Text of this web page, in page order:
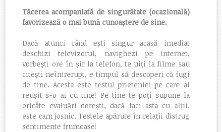
Tăcerea acompaniată de singurătate (ocazională)
favorizează o mai bună cunoaștere de sine.
Dacă atunci când ești singur acasă imediat
deschizi televizorul, navighezi pe internet,
vorbești ore în șir la telefon, te uiți la filme sau
citești neîntrerupt, e timpul să descoperi că fugi
de tine. Acesta este testul prieteniei pe care ai
reușit s-o ai cu tine! Pe tine te poți supune la
oricâte evaluări dorești, dacă faci asta cu alții,
este cam josnic. Testele apărute în relații distrug
sentimente frumoase!